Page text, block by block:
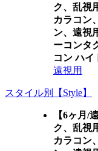
ク、乱視
カラコン
ン、遠視
ーコンタ
コン ハイ
遠視用
スタイル別【Style】
【6ヶ月/
ク、乱視
カラコン